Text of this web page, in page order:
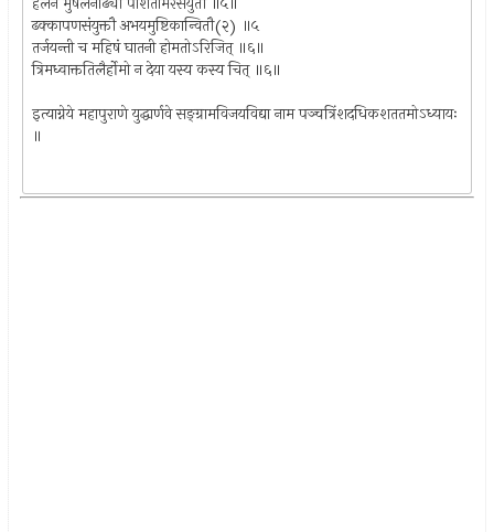
ढक्कापणसंयुक्तौ अभयमुष्टिकान्वितौ(२) ॥५
तर्जयन्ती च महिषं घातनी होमतोऽरिजित् ॥६॥
त्रिमध्वाक्ततिलैर्होमो न देया यस्य कस्य चित् ॥६॥
इत्याग्नेये महापुराणे युद्धार्णवे सङ्ग्रामविजयविद्या नाम पञ्चत्रिंशदधिकशततमोऽध्यायः
॥